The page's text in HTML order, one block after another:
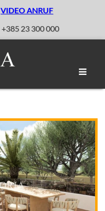
VIDEO ANRUF
+385 23 300 000